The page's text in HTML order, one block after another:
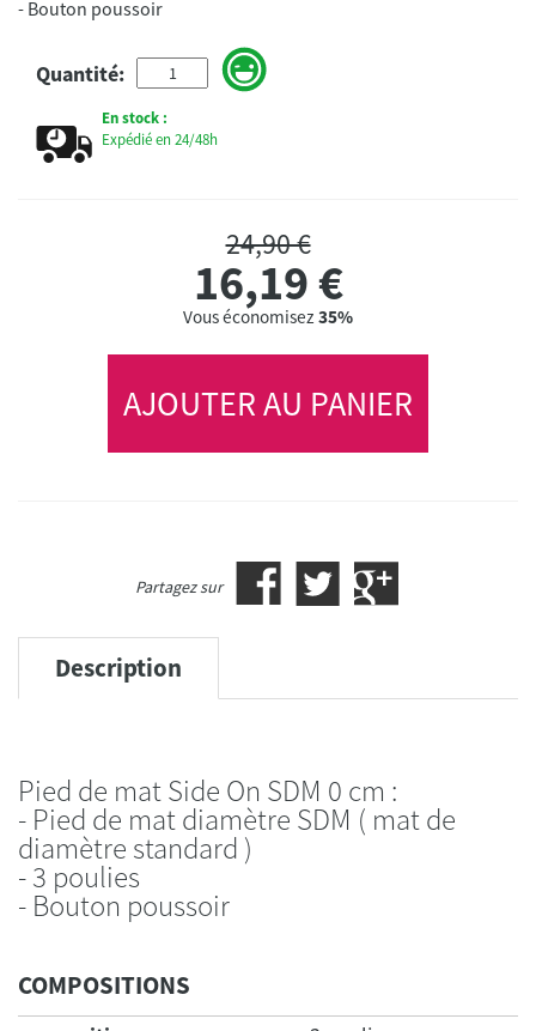
Quantité:
En stock :
Expédié en 24/48h
24,90 €
16,19€
Vous économisez 35%
AJOUTER AU PANIER
Partagez sur
Description
Pied de mat Side On SDM 0 cm :
- Pied de mat diamètre SDM ( mat de
diamètre standard )
- 3 poulies
- Bouton poussoir
COMPOSITIONS